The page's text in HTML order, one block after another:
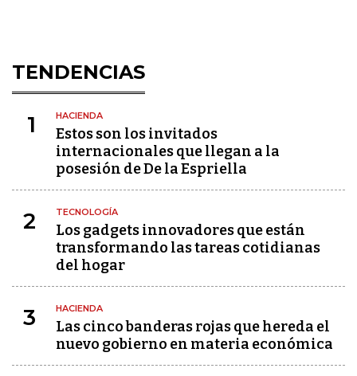
TENDENCIAS
1 HACIENDA
Estos son los invitados
internacionales que llegan a la
posesión de De la Espriella
2 TECNOLOGÍA
Los gadgets innovadores que están
transformando las tareas cotidianas
del hogar
3 HACIENDA
Las cinco banderas rojas que hereda el
nuevo gobierno en materia económica